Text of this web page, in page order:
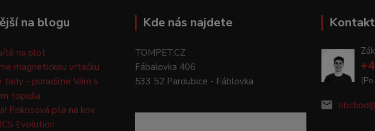
na blogu
na plot
magnetickou vrtačku
tady - poradíme Vám s
topidla
Pokosová pila na kov
Evolution
Kde nás najdete
TOMPET.CZ
Fábalovka 406
533 52 Pardubice - Fáblovka